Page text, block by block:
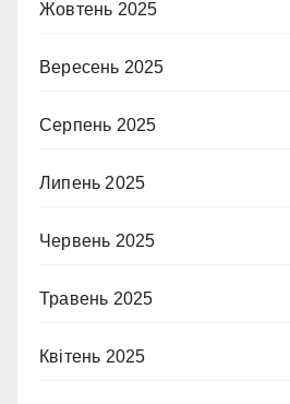
Жовтень 2025
Вересень 2025
Серпень 2025
Липень 2025
Червень 2025
Травень 2025
Квітень 2025